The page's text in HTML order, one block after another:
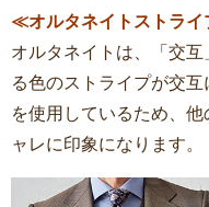
≪オルタネイトストラ
オルタネイトは、「交
る色のストライプが交
を使用しているため、
ャレに印象になります。